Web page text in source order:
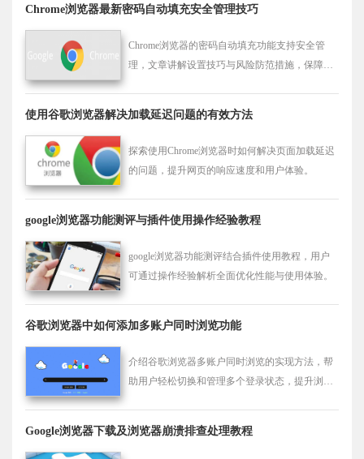
Chrome浏览器最新密码自动填充安全管理技巧
Chrome浏览器的密码自动填充功能支持安全管
理，文章讲解设置技巧与风险防范措施，保障用
使用谷歌浏览器解决加载延迟问题的有效方法
探索使用Chrome浏览器时如何解决页面加载延迟
的问题，提升网页的响应速度和用户体验。
google浏览器功能测评与插件使用操作经验教程
google浏览器功能测评结合插件使用教程，用户
可通过操作经验解析全面优化性能与使用体验。
谷歌浏览器中如何添加多账户同时浏览功能
介绍谷歌浏览器多账户同时浏览的实现方法，帮
助用户轻松切换和管理多个登录状态，提升浏览
Google浏览器下载及浏览器崩溃排查处理教程